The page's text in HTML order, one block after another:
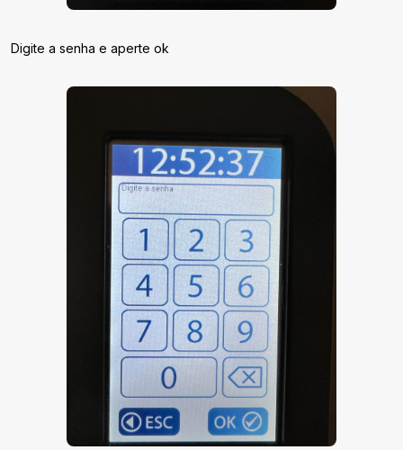
Digite a senha e aperte ok